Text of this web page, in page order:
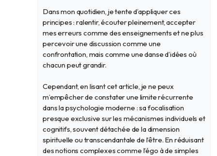
Dans mon quotidien, je tente d’appliquer ces
principes : ralentir, écouter pleinement, accepter
mes erreurs comme des enseignements et ne plus
percevoir une discussion comme une
confrontation, mais comme une danse d’idées où
chacun peut grandir.
Cependant, en lisant cet article, je ne peux
m’empêcher de constater une limite récurrente
dans la psychologie moderne : sa focalisation
presque exclusive sur les mécanismes individuels et
cognitifs, souvent détachée de la dimension
spirituelle ou transcendantale de l’être. En réduisant
des notions complexes comme l’égo à de simples